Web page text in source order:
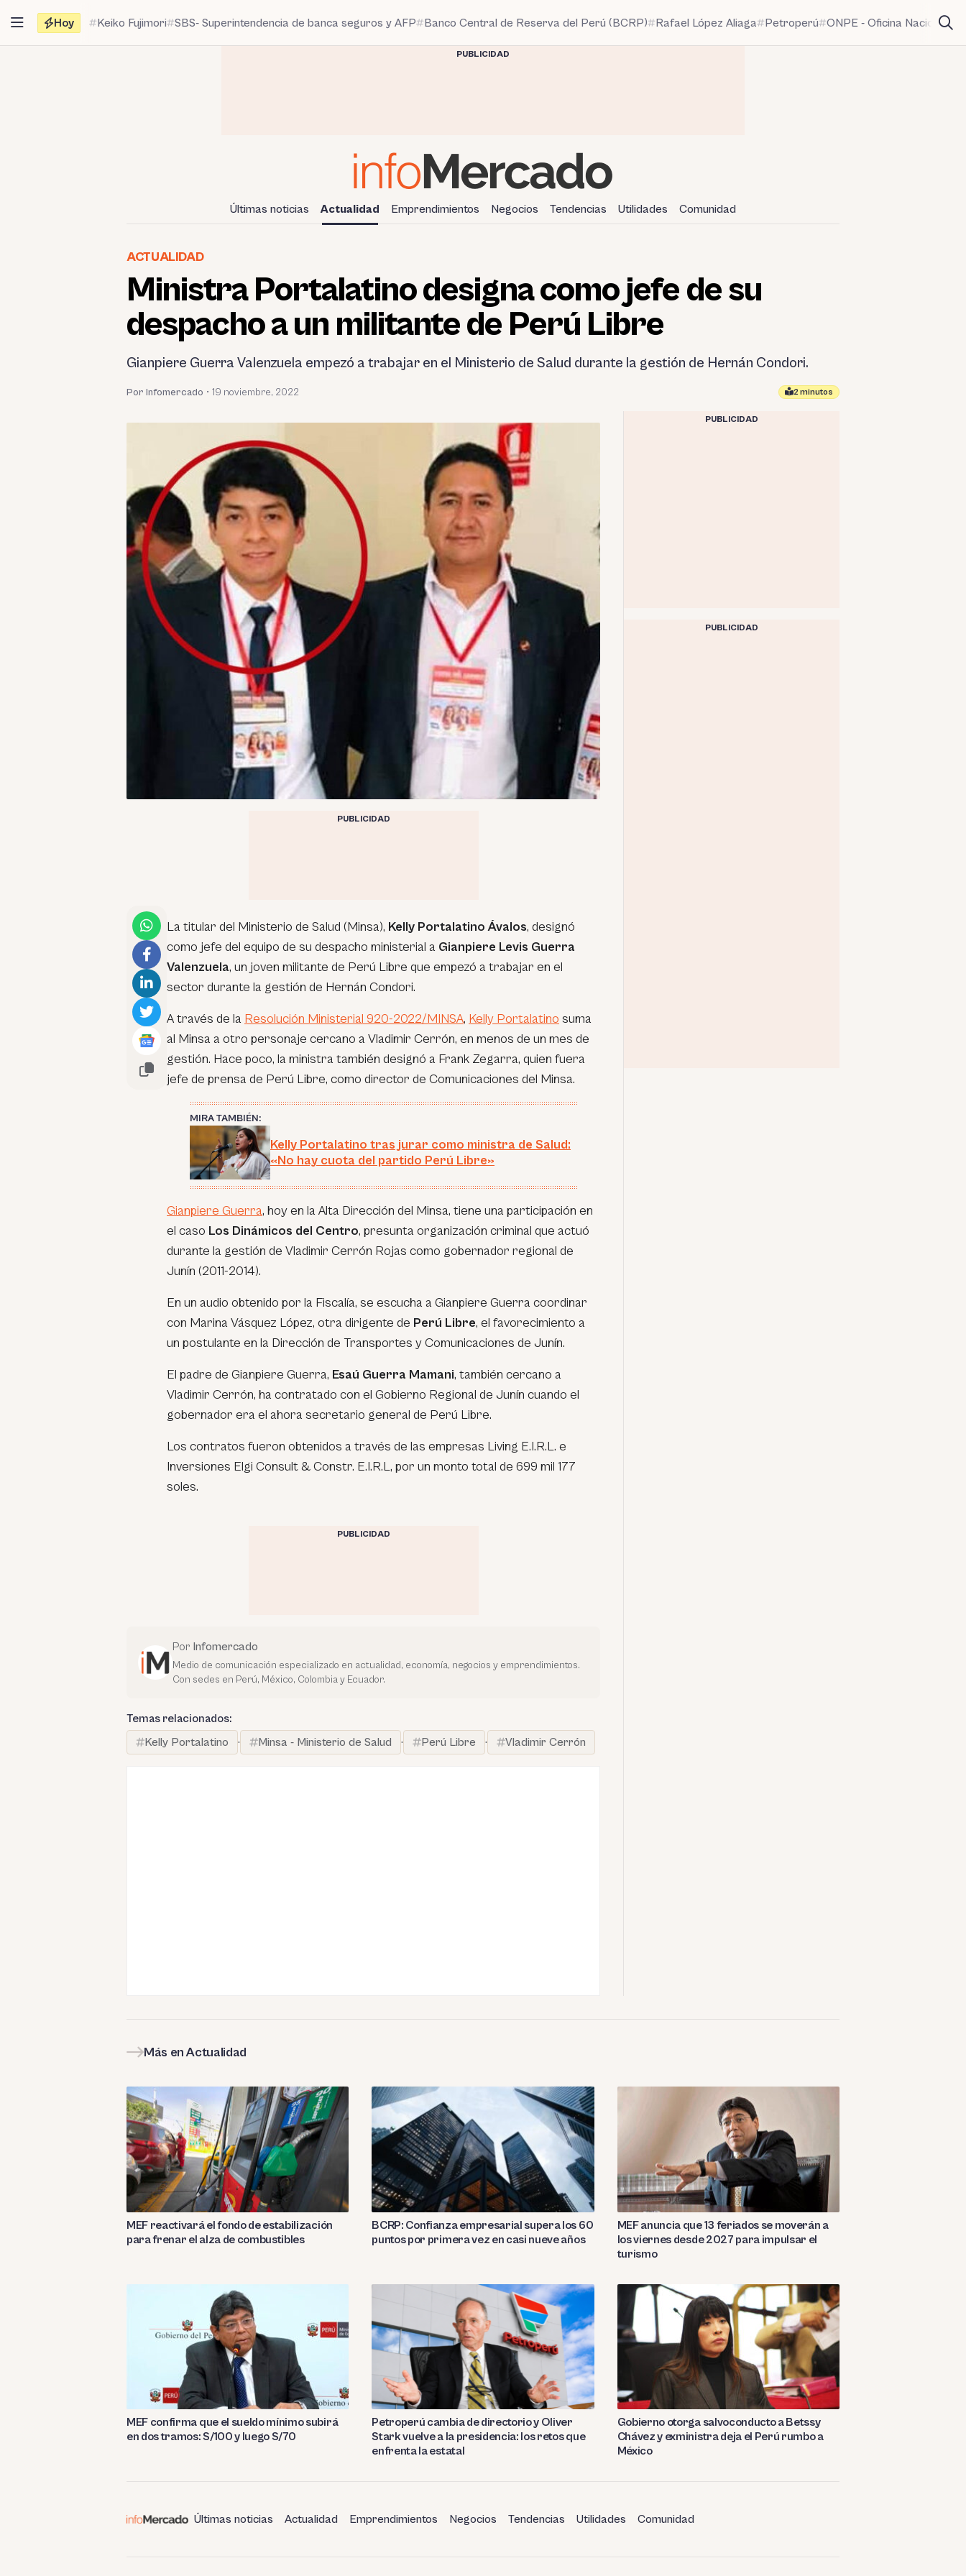
contenido
Hoy Keiko Fujimori SBS- Superintendencia de banca seguros y AFP Banco Central de Reserva del Perú (BCRP) Rafael López Aliaga Petroperú ONPE - Oficina Nacional
PUBLICIDAD
Últimas noticias Actualidad Emprendimientos Negocios Tendencias Utilidades Comunidad
ACTUALIDAD
Ministra Portalatino designa como jefe de su
despacho a un militante de Perú Libre
Gianpiere Guerra Valenzuela empezó a trabajar en el Ministerio de Salud durante la gestión de Hernán Condori.
Por Infomercado • 19 noviembre, 2022 2 minutos
PUBLICIDAD
La titular del Ministerio de Salud (Minsa), Kelly Portalatino Ávalos, designó
como jefe del equipo de su despacho ministerial a Gianpiere Levis Guerra
Valenzuela, un joven militante de Perú Libre que empezó a trabajar en el
sector durante la gestión de Hernán Condori.
A través de la Resolución Ministerial 920-2022/MINSA, Kelly Portalatino suma
al Minsa a otro personaje cercano a Vladimir Cerrón, en menos de un mes de
gestión. Hace poco, la ministra también designó a Frank Zegarra, quien fuera
jefe de prensa de Perú Libre, como director de Comunicaciones del Minsa.
MIRA TAMBIÉN:
Kelly Portalatino tras jurar como ministra de Salud:
«No hay cuota del partido Perú Libre»
Gianpiere Guerra, hoy en la Alta Dirección del Minsa, tiene una participación en
el caso Los Dinámicos del Centro, presunta organización criminal que actuó
durante la gestión de Vladimir Cerrón Rojas como gobernador regional de
Junín (2011-2014).
En un audio obtenido por la Fiscalía, se escucha a Gianpiere Guerra coordinar
con Marina Vásquez López, otra dirigente de Perú Libre, el favorecimiento a
un postulante en la Dirección de Transportes y Comunicaciones de Junín.
El padre de Gianpiere Guerra, Esaú Guerra Mamani, también cercano a
Vladimir Cerrón, ha contratado con el Gobierno Regional de Junín cuando el
gobernador era el ahora secretario general de Perú Libre.
Los contratos fueron obtenidos a través de las empresas Living E.I.R.L. e
Inversiones Elgi Consult & Constr. E.I.R.L, por un monto total de 699 mil 177
soles.
PUBLICIDAD
Por Infomercado
Medio de comunicación especializado en actualidad, economía, negocios y emprendimientos.
Con sedes en Perú, México, Colombia y Ecuador.
Temas relacionados:
Kelly Portalatino
· Minsa - Ministerio de Salud · Perú Libre · Vladimir Cerrón
PUBLICIDAD
PUBLICIDAD
Más en Actualidad
MEF reactivará el fondo de estabilización
para frenar el alza de combustibles
BCRP: Confianza empresarial supera los 60
puntos por primera vez en casi nueve años
MEF anuncia que 13 feriados se moverán a
los viernes desde 2027 para impulsar el
turismo
MEF confirma que el sueldo mínimo subirá
en dos tramos: S/100 y luego S/70
Petroperú cambia de directorio y Oliver
Stark vuelve a la presidencia: los retos que
enfrenta la estatal
Gobierno otorga salvoconducto a Betssy
Chávez y exministra deja el Perú rumbo a
México
Últimas noticias Actualidad Emprendimientos Negocios Tendencias Utilidades Comunidad